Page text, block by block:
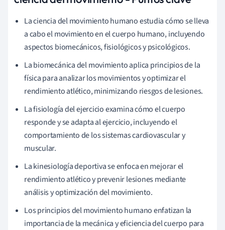
La ciencia del movimiento humano estudia cómo se lleva
a cabo el movimiento en el cuerpo humano, incluyendo
aspectos biomecánicos, fisiológicos y psicológicos.
La biomecánica del movimiento aplica principios de la
física para analizar los movimientos y optimizar el
rendimiento atlético, minimizando riesgos de lesiones.
La fisiología del ejercicio examina cómo el cuerpo
responde y se adapta al ejercicio, incluyendo el
comportamiento de los sistemas cardiovascular y
muscular.
La kinesiología deportiva se enfoca en mejorar el
rendimiento atlético y prevenir lesiones mediante
análisis y optimización del movimiento.
Los principios del movimiento humano enfatizan la
importancia de la mecánica y eficiencia del cuerpo para